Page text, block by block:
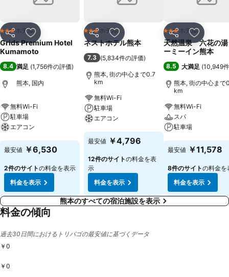
シェア お気に入りに追加
3 ホテルのランク
ホテル
Grids Premium Hotel
Kumamoto
8.4 満足 (1,756件の評価)
熊本, 国内
無料Wi-Fi
駐車場
エアコン
料金を表示
最安値 ￥6,530
2件のサイトの料金を表示
料金を表示
シェア お気に入りに追加
3 ホテルのランク
ホテル
ネストホテル熊本
7.3 (5,834件の評価)
熊本, 街の中心まで0.7
km
無料Wi-Fi
駐車場
エアコン
料金を表示
最安値 ￥4,796
12件のサイトの料金を表
示
料金を表示
シェア お気に入
3 ホテルのランク
ホテル
天然温泉 六花の
ーミーイン熊本
8.5 大満足 (10,949
熊本, 街の中心まで
km
無料Wi-Fi
スパ
駐車場
料金を表示
最安値 ￥11,578
8件のサイトの料金を
料金を表示
熊本のすべての宿泊施設を表示
料金の傾向
過去30日間におけるトリバゴの最安値に基づくデータ
￥0
￥0